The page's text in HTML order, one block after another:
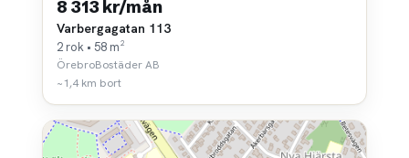
8 313 kr/mån
Varbergagatan 113
2 rok • 58 m²
ÖrebroBostäder AB
~1,4 km bort